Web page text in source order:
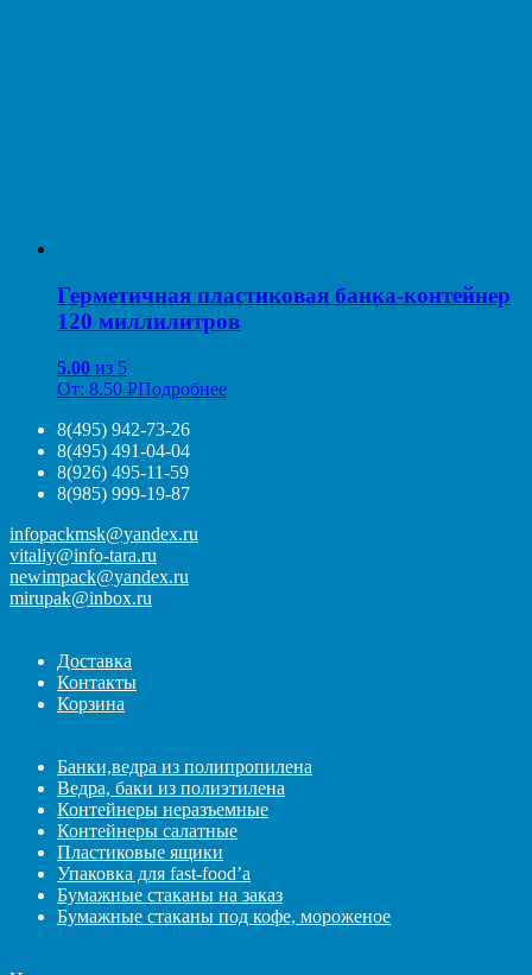
Герметичная пластиковая банка-контейнер
120 миллилитров
5.00 из 5
От: 8.50 РПодробнее
8(495) 942-73-26
8(495) 491-04-04
8(926) 495-11-59
8(985) 999-19-87
infopackmsk@yandex.ru
vitaliy@info-tara.ru
newimpack@yandex.ru
mirupak@inbox.ru
Доставка
Контакты
Корзина
Банки,ведра из полипропилена
Ведра, баки из полиэтилена
Контейнеры неразъемные
Контейнеры салатные
Пластиковые ящики
Упаковка для fast-food’а
Бумажные стаканы на заказ
Бумажные стаканы под кофе, мороженое